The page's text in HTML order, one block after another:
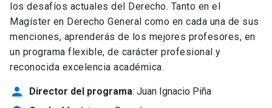
los desafíos actuales del Derecho. Tanto en el
Magíster en Derecho General como en cada una de sus
menciones, aprenderás de los mejores profesores, en
un programa flexible, de carácter profesional y
reconocida excelencia académica.
person Director del programa: Juan Ignacio Piña